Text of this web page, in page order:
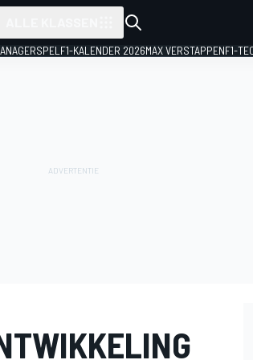
F1-KALENDER 2026MAX VERSTAPPENF1-